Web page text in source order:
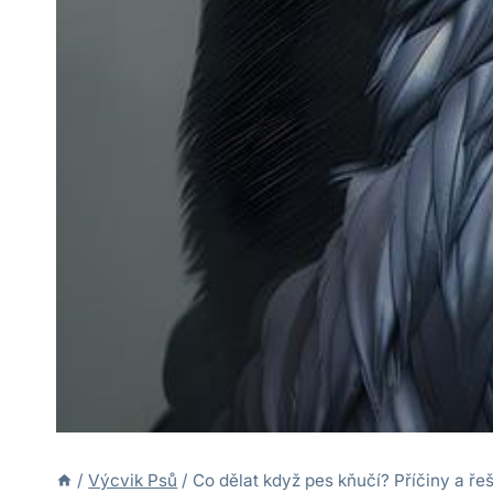
/ Výcvik Psů / Co dělat když pes kňučí? Příčiny a